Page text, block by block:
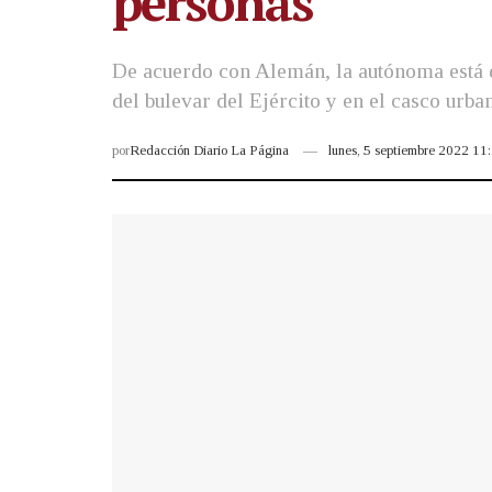
De acuerdo con Alemán, la autónoma
del bulevar del Ejército y en el casco
porRedacción Diario La Página lunes, 5 septiembre 2022